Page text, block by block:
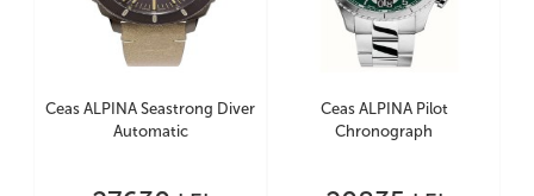
Ceas ALPINA Seastrong Diver
Automatic
Ceas ALPINA Pilot
Chronograph